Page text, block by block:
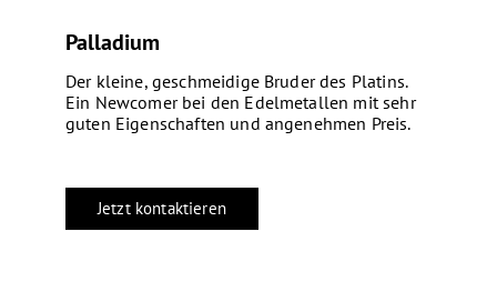
Palladium
Der kleine, geschmeidige Bruder des Platins.
Ein Newcomer bei den Edelmetallen mit sehr
guten Eigenschaften und angenehmen Preis.
Jetzt kontaktieren